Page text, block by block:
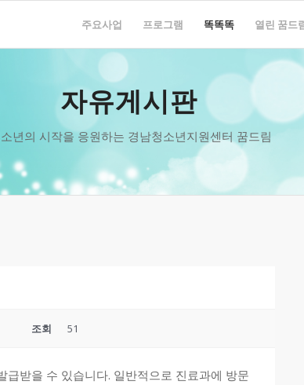
주요사업 프로그램 똑똑똑 열린 꿈드
자유게시판
년의 시작을 응원하는 경남청소년지원센터 꿈드림
조회 51
받을 수 있습니다. 일반적으로 진료과에 방문